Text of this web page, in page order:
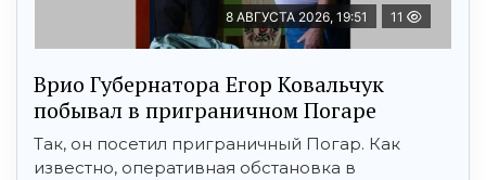
8 АВГУСТА 2026, 19:51 11
Врио Губернатора Егор Ковальчук
побывал в приграничном Погаре
Так, он посетил приграничный Погар. Как
известно, оперативная обстановка в